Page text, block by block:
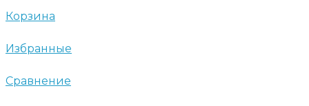
Корзина
Избранные
Сравнение